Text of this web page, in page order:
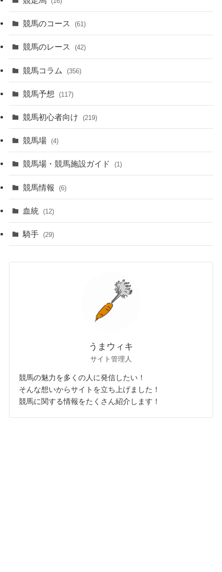
競馬のコース (61)
競馬のレース (42)
競馬コラム (356)
競馬予想 (117)
競馬初心者向け (219)
競馬場 (4)
競馬場・競馬施設ガイド (1)
競馬情報 (6)
血統 (12)
騎手 (29)
うまウィキ
サイト管理人
競馬の魅力を多くの人に発信したい！
そんな想いからサイトを立ち上げました！
競馬に関する情報をたくさん紹介します！